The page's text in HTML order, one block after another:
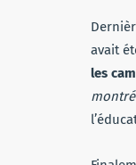
avait
les